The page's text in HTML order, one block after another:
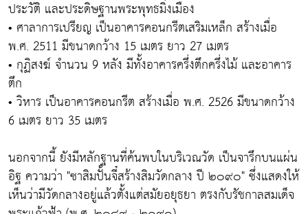
ประวัติ และประดิษฐานพระพุทธมิ่งเมือง
• ศาลาการเปรียญ เป็นอาคารคอนกรีตเสริมเหล็ก สร้างเมื่อ
พ.ศ. 2511 มีขนาดกว้าง 15 เมตร ยาว 27 เมตร
• กุฏิสงฆ์ จำนวน 9 หลัง มีทั้งอาคารครึ่งตึกครึ่งไม้ และอาคาร
ตึก
• วิหาร เป็นอาคารคอนกรีต สร้างเมื่อ พ.ศ. 2526 มีขนาดกว้าง
6 เมตร ยาว 35 เมตร
นอกจากนี้ ยังมีหลักฐานที่ค้นพบในบริเวณวัด เป็นจารึกบนแผ่น
อิฐ ความว่า "ซาสิมปั้นจี๋สร้างสิมวัดกลาง ปี ๒๐๙๐" ซึ่งแสดงให้
เห็นว่ามีวัดกลางอยู่แล้วตั้งแต่สมัยอยุธยา ตรงกับรัชกาลสมเด็จ